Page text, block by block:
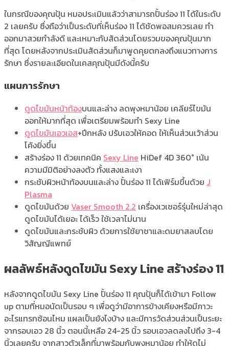
ในกรณีของคุณปุ้น หมอประเมินแล้วว่าสามารถปั้นร่อง 11 ได้ในระดับ
2 เลยครับ ซึ่งถือว่าเป็นระดับที่เห็นร่อง 11 ได้ชัดพอสมควรเลย ทำ
ออกมาสวยกำลังดี และเหมาะกับสัดส่วนโดยรวมของคุณปุ้นมาก
ที่สุด โดยหลังจากประเมินสัดส่วนก็มาพูดคุยตกลงถึงแนวทางการ
รักษา ซึ่งรายละเอียดในเคสคุณปุ้นมีดังนี้ครับ
แผนการรักษา
ดูดไขมันหน้าท้องบนและล่าง ลดพุงหมาน้อย เคลียร์ไขมัน
ออกให้มากที่สุด เพื่อเตรียมพร้อมทำ Sexy Line
ดูดไขมันเอวเอส+ปีกหลัง ปรับเอวให้คอด ให้เห็นส่วนเว้าส่วน
โค้งยิ่งขึ้น
สร้างร่อง 11 ด้วยเทคนิค Sexy Line HiDef 4D 360° เน้น
ความมีมิติอย่างลงตัว ทั้งแสงและเงา
กระชับผิวหน้าท้องบนและล่าง ปั้นร่อง 11 ได้เฟิร์มขึ้นด้วย J
Plasma
ดูดไขมันด้วย Vaser Smooth 2.2 เครื่องเวเซอร์รุ่นใหม่ล่าสุด
ดูดไขมันได้เยอะ ได้เร็ว ใช้เวลาไม่นาน
ดูดไขมันและกระชับผิว ด้วยการใช้ยาชาและดมยาสลบโดย
วิสัญญีแพทย์
ผลลัพธ์หลังดูดไขมัน Sexy Line สร้างร่อง 11
หลังจากดูดไขมัน Sexy Line ปั้นร่อง 11 คุณปุ้นก็ได้เข้ามา Follow
up ตามที่หมอนัดเป็นรอบ ๆ เพื่อดูว่ามีอาการข้างเคียงหรือมีภาวะ
อะไรแทรกซ้อนไหม แผลเป็นยังไงบ้าง และมีการวัดส่วนส่วนเป็นระยะ
จากรอบเอว 28 นิ้ว ตอนนี้เหลือ 24-25 นิ้ว รอบเอวลดลงไปถึง 3-4
นิ้วเลยครับ จากสาวตัวเล็กที่มาพร้อมกับพุงหมาน้อย ทำให้ดูไม่